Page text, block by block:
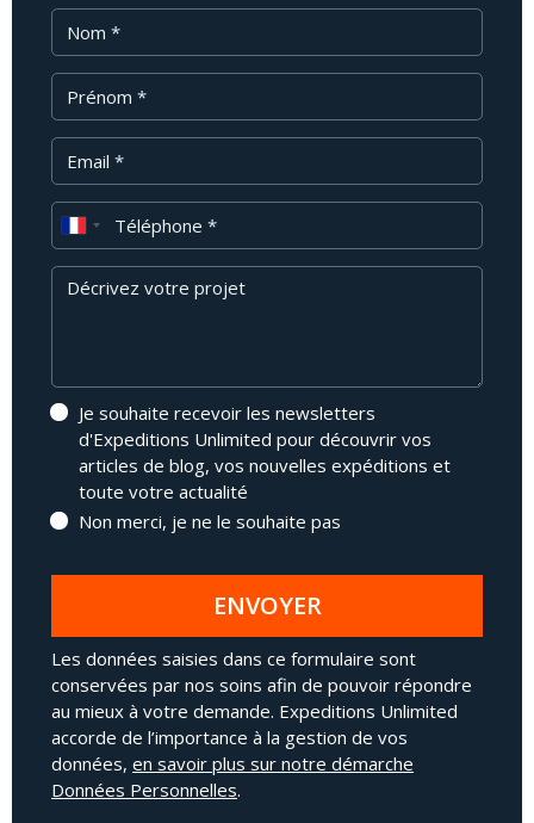
Prénom
Téléphone
Message
Je souhaite recevoir les newsletters
d'Expeditions Unlimited pour découvrir vos
articles de blog, vos nouvelles expéditions et
toute votre actualité
Non merci, je ne le souhaite pas
ENVOYER
Les données saisies dans ce formulaire sont
conservées par nos soins afin de pouvoir répondre
au mieux à votre demande. Expeditions Unlimited
accorde de l’importance à la gestion de vos
données, en savoir plus sur notre démarche
Données Personnelles.